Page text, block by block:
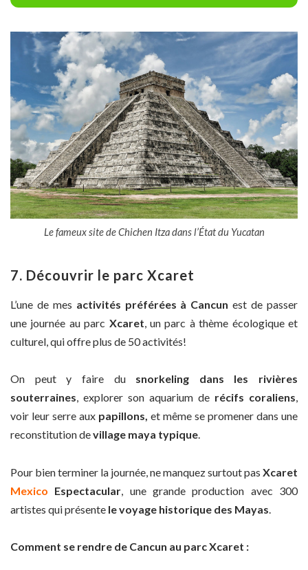
Le fameux site de Chichen Itza dans l’État du Yucatan
7. Découvrir le parc Xcaret
L’une de mes activités préférées à Cancun est de passer
une journée au parc Xcaret , un parc à thème écologique et
culturel, qui offre plus de 50 activités!
On peut y faire du snorkeling dans les rivières
souterraines, explorer son aquarium de récifs coraliens,
voir leur serre aux papillons, et même se promener dans une
reconstitution devillage maya typique.
Pour bien terminer la journée, ne manquez surtout pas Xcaret
Mexico Espectacular , une grande production avec 300
artistes qui présente le voyage historique des Mayas
Comment se rendre de Cancun au parc Xcaret :